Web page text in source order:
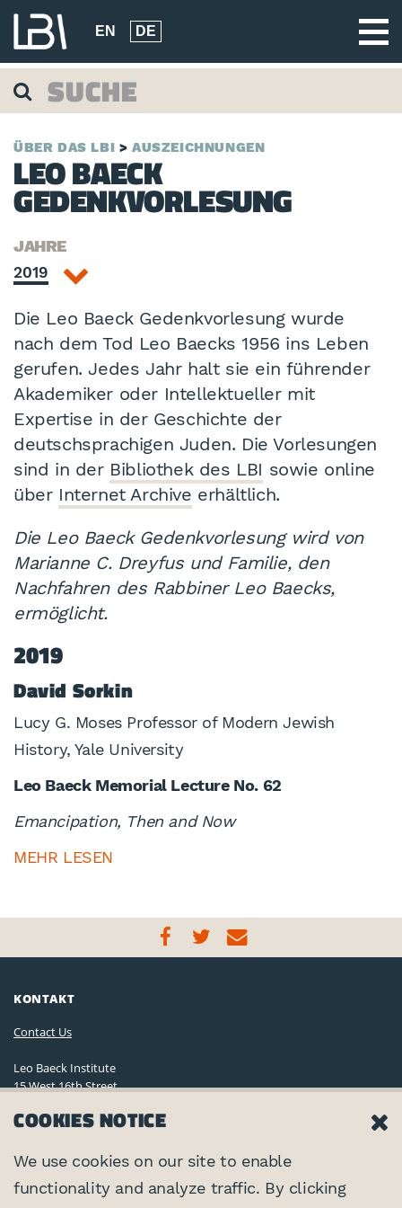
EN DE
ÜBER DAS LBI AUSZEICHNUNGEN
LEO BAECK
GEDENKVORLESUNG
JAHRE
2019
Die Leo Baeck Gedenkvorlesung wurde
nach dem Tod Leo Baecks 1956 ins Leben
gerufen. Jedes Jahr halt sie ein führender
Akademiker oder Intellektueller mit
Expertise in der Geschichte der
deutschsprachigen Juden. Die Vorlesungen
sind in der Bibliothek des LBI sowie online
über Internet Archive erhältlich.
Die Leo Baeck Gedenkvorlesung wird von
Marianne C. Dreyfus und Familie, den
Nachfahren des Rabbiner Leo Baecks,
ermöglicht.
2019
David Sorkin
Lucy G. Moses Professor of Modern Jewish
History, Yale University
Leo Baeck Memorial Lecture No. 62
Emancipation, Then and Now
MEHR LESEN
KONTAKT
Contact Us
Leo Baeck Institute
15 West 16th Street
(212) 744-6400
Privacy Policy
©2026 Leo Baeck Institute. Alle Rechte vorbehalten.
COOKIES NOTICE
We use cookies on our site to enable
functionality and analyze traffic. By clicking